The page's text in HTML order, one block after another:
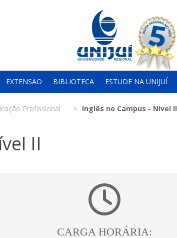
EXTENSÃO BIBLIOTECA ESTUDE NA UNIJUÍ
Profissional Inglês no Campus - Nível II
II